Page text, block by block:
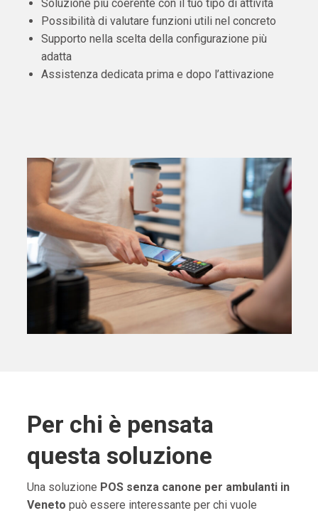
Soluzione più coerente con il tuo tipo di attività
Possibilità di valutare funzioni utili nel concreto
Supporto nella scelta della configurazione più
adatta
Assistenza dedicata prima e dopo l’attivazione
Per chi è pensata
questa soluzione
Una soluzione POS senza canone per ambulanti in
Veneto può essere interessante per chi vuole